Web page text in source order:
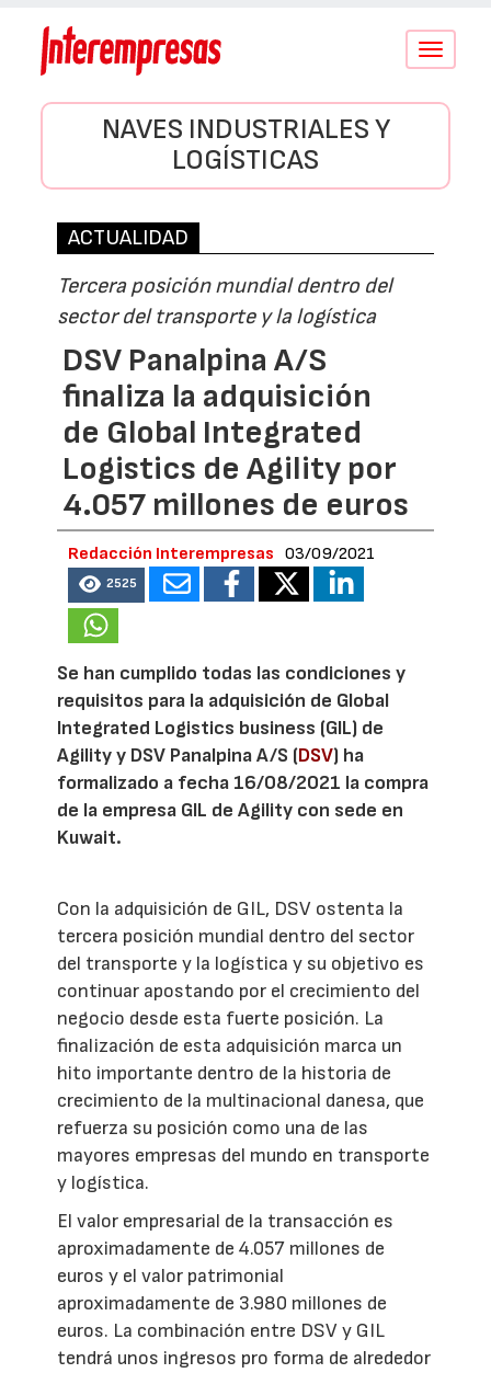
Conmutar
NAVES INDUSTRIALES Y
LOGÍSTICAS
ACTUALIDAD
Tercera posición mundial dentro del
sector del transporte y la logística
DSV Panalpina A/S
finaliza la adquisición
de Global Integrated
Logistics de Agility por
4.057 millones de euros
Redacción Interempresas 03/09/2021
2525
Se han cumplido todas las condiciones y
requisitos para la adquisición de Global
Integrated Logistics business (GIL) de
Agility y DSV Panalpina A/S (DSV) ha
formalizado a fecha 16/08/2021 la compra
de la empresa GIL de Agility con sede en
Kuwait.
Con la adquisición de GIL, DSV ostenta la
tercera posición mundial dentro del sector
del transporte y la logística y su objetivo es
continuar apostando por el crecimiento del
negocio desde esta fuerte posición. La
finalización de esta adquisición marca un
hito importante dentro de la historia de
crecimiento de la multinacional danesa, que
refuerza su posición como una de las
mayores empresas del mundo en transporte
y logística.
El valor empresarial de la transacción es
aproximadamente de 4.057 millones de
euros y el valor patrimonial
aproximadamente de 3.980 millones de
euros. La combinación entre DSV y GIL
tendrá unos ingresos pro forma de alrededor